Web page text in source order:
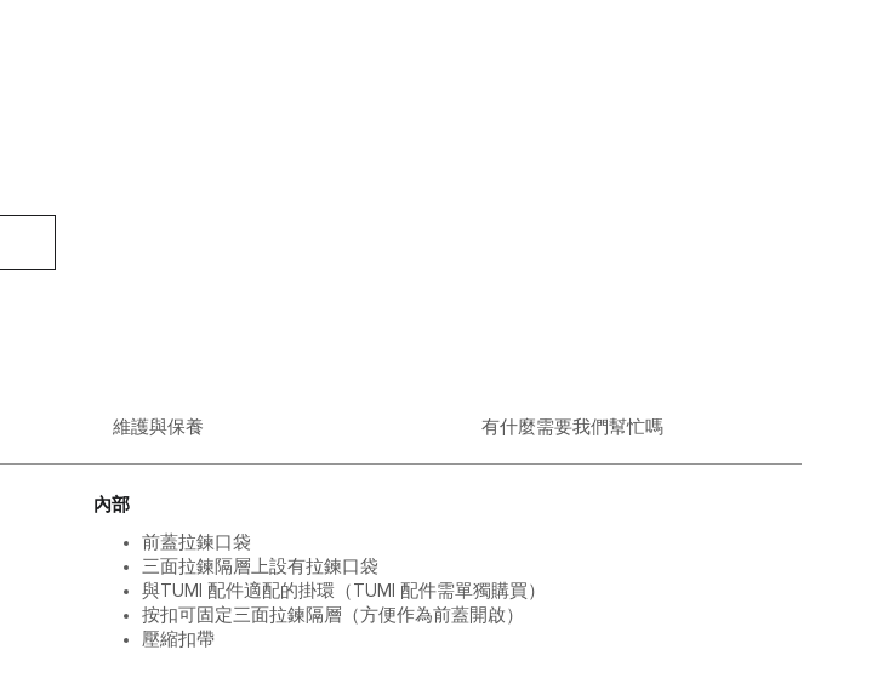
維護與保養 有什麼需要我們幫忙嗎
內部
前蓋拉鍊口袋
三面拉鍊隔層上設有拉鍊口袋
與TUMI 配件適配的掛環（TUMI 配件需單獨購買）
按扣可固定三面拉鍊隔層（方便作為前蓋開啟）
壓縮扣帶